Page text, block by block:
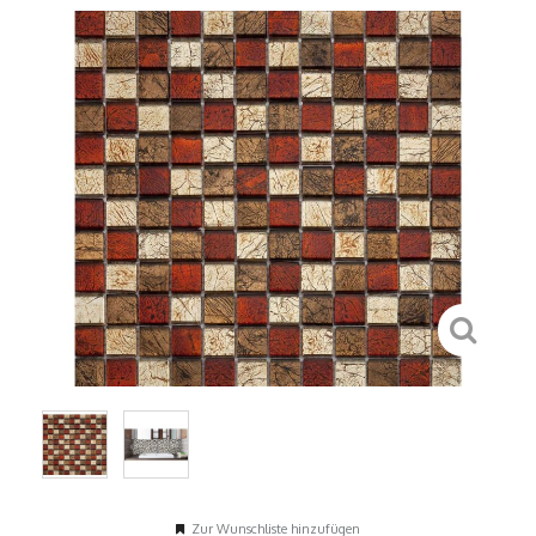
Zur Wunschliste hinzufügen